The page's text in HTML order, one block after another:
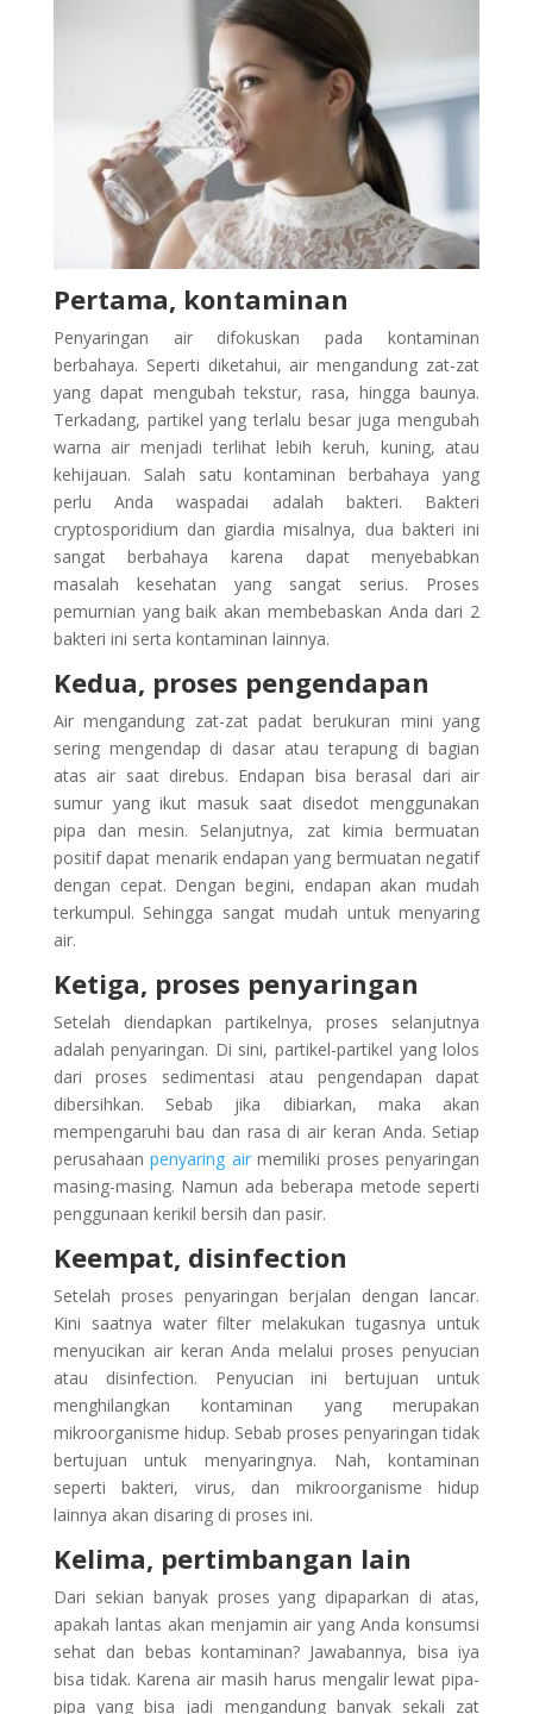
Pertama, kontaminan
Penyaringan air difokuskan pada kontaminan
berbahaya. Seperti diketahui, air mengandung zat-zat
yang dapat mengubah tekstur, rasa, hingga baunya.
Terkadang, partikel yang terlalu besar juga mengubah
warna air menjadi terlihat lebih keruh, kuning, atau
kehijauan. Salah satu kontaminan berbahaya yang
perlu Anda waspadai adalah bakteri. Bakteri
cryptosporidium dan giardia misalnya, dua bakteri ini
sangat berbahaya karena dapat menyebabkan
masalah kesehatan yang sangat serius. Proses
pemurnian yang baik akan membebaskan Anda dari 2
bakteri ini serta kontaminan lainnya.
Kedua, proses pengendapan
Air mengandung zat-zat padat berukuran mini yang
sering mengendap di dasar atau terapung di bagian
atas air saat direbus. Endapan bisa berasal dari air
sumur yang ikut masuk saat disedot menggunakan
pipa dan mesin. Selanjutnya, zat kimia bermuatan
positif dapat menarik endapan yang bermuatan negatif
dengan cepat. Dengan begini, endapan akan mudah
terkumpul. Sehingga sangat mudah untuk menyaring
air.
Ketiga, proses penyaringan
Setelah diendapkan partikelnya, proses selanjutnya
adalah penyaringan. Di sini, partikel-partikel yang lolos
dari proses sedimentasi atau pengendapan dapat
dibersihkan. Sebab jika dibiarkan, maka akan
mempengaruhi bau dan rasa di air keran Anda. Setiap
perusahaanpenyaring airmemiliki proses penyaringan
masing-masing. Namun ada beberapa metode seperti
penggunaan kerikil bersih dan pasir.
Keempat, disinfection
Setelah proses penyaringan berjalan dengan lancar.
Kini saatnya water filter melakukan tugasnya untuk
menyucikan air keran Anda melalui proses penyucian
atau disinfection. Penyucian ini bertujuan untuk
menghilangkan kontaminan yang merupakan
mikroorganisme hidup. Sebab proses penyaringan tidak
bertujuan untuk menyaringnya. Nah, kontaminan
seperti bakteri, virus, dan mikroorganisme hidup
lainnya akan disaring di proses ini.
Kelima, pertimbangan lain
Dari sekian banyak proses yang dipaparkan di atas,
apakah lantas akan menjamin air yang Anda konsumsi
sehat dan bebas kontaminan? Jawabannya, bisa iya
bisa tidak. Karena air masih harus mengalir lewat pipa-
pipa yang bisa jadi mengandung banyak sekali zat